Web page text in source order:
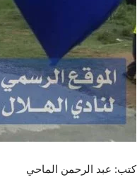
كتب: عبد الرحمن الماحي